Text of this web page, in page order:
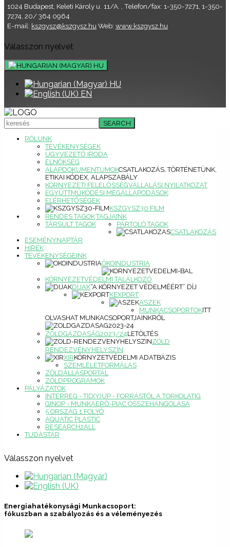
1024 Budapest, Keleti Károly u. 11/A. , Telefon/fax: 1-350-7271, 1-350-
7274, 20/ 364 0964
E-mail: kszgysz@kszgysz.hu Web: www.kszgysz.hu
Válasszon nyelvet
HU
HU
EN
SEARCH
RÓLUNK
TEVÉKENYSÉGEK
ÜGYVEZETŐ IRODA
ELNÖKSÉG
ALAPDOKUMENTUMOKCSATLAKOZÁS, TÖRTÉNETÜNK,
ETIKAI KÓDEX, ALAPSZABÁLY
KÖRNYEZETI FELELŐSSÉGVÁLLALÁSI NYILATKOZAT
EGYÜTTMŰKÖDÉSI MEGÁLLAPODÁSOK
ELÉRHETŐSÉGEK
KSZGYSZ30 FILM
TAGJAINK
RENDES TAGOK
TÁRSULT TAGOK
PÁRTOLÓ TAGOK
CSATLAKOZÁS
ESEMÉNYNAPTÁR
HÍREK
TEVÉKENYSÉGEINK
ÖKOINDUSTRIA
KÖRNYEZETVÉDELMI TALÁLKOZÓ
DÍJAK“A KÖRNYEZET VÉDELMÉÉRT” DÍJ
KEXPORT
ASZEK
MUNKACSOPORTOKITT
OLVASHAT MUNKACSOPORTJAINKRÓL
ZÖLDGAZDASÁG2023/24LETÖLTÉS
ZÖLD
RENDEZVÉNYHELYSZÍN
XIRKÖRNYZETVÉDELMI ADATBÁZIS
SZEMLÉLETFORMÁLÁS
ZÖLDÁLLÁSPORTÁL
ZÖLDPROGRAMOK
PÁLYÁZATOK
INTERREG - TID(Y)UP - FORRÁSTÓL A TORKOLATIG
GINOP - MUNKAERŐ-PIAC ÖSSZEHANGOLÁSA
5 ORSZÁG 1 FOLYÓ
AQUATIC PLASTIC
RESEARCH2ALL
TUDÁSTÁR
Válasszon nyelvet
Energiahatékonysági Munkacsoport:
fókuszban a szabályozás és a véleményezés